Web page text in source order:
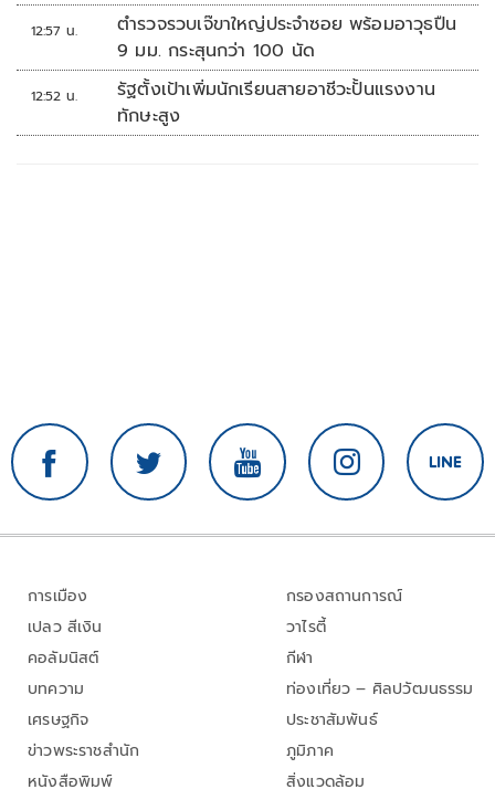
12:57 น.
ตำรวจรวบเจ๊ขาใหญ่ประจำซอย พร้อมอาวุธปืน
9 มม. กระสุนกว่า 100 นัด
12:52 น.
รัฐตั้งเป้าเพิ่มนักเรียนสายอาชีวะปั้นแรงงาน
ทักษะสูง
การเมือง
เปลว สีเงิน
คอลัมนิสต์
บทความ
เศรษฐกิจ
ข่าวพระราชสำนัก
หนังสือพิมพ์
กรองสถานการณ์
วาไรตี้
กีฬา
ท่องเที่ยว – ศิลปวัฒนธรรม
ประชาสัมพันธ์
ภูมิภาค
สิ่งแวดล้อม